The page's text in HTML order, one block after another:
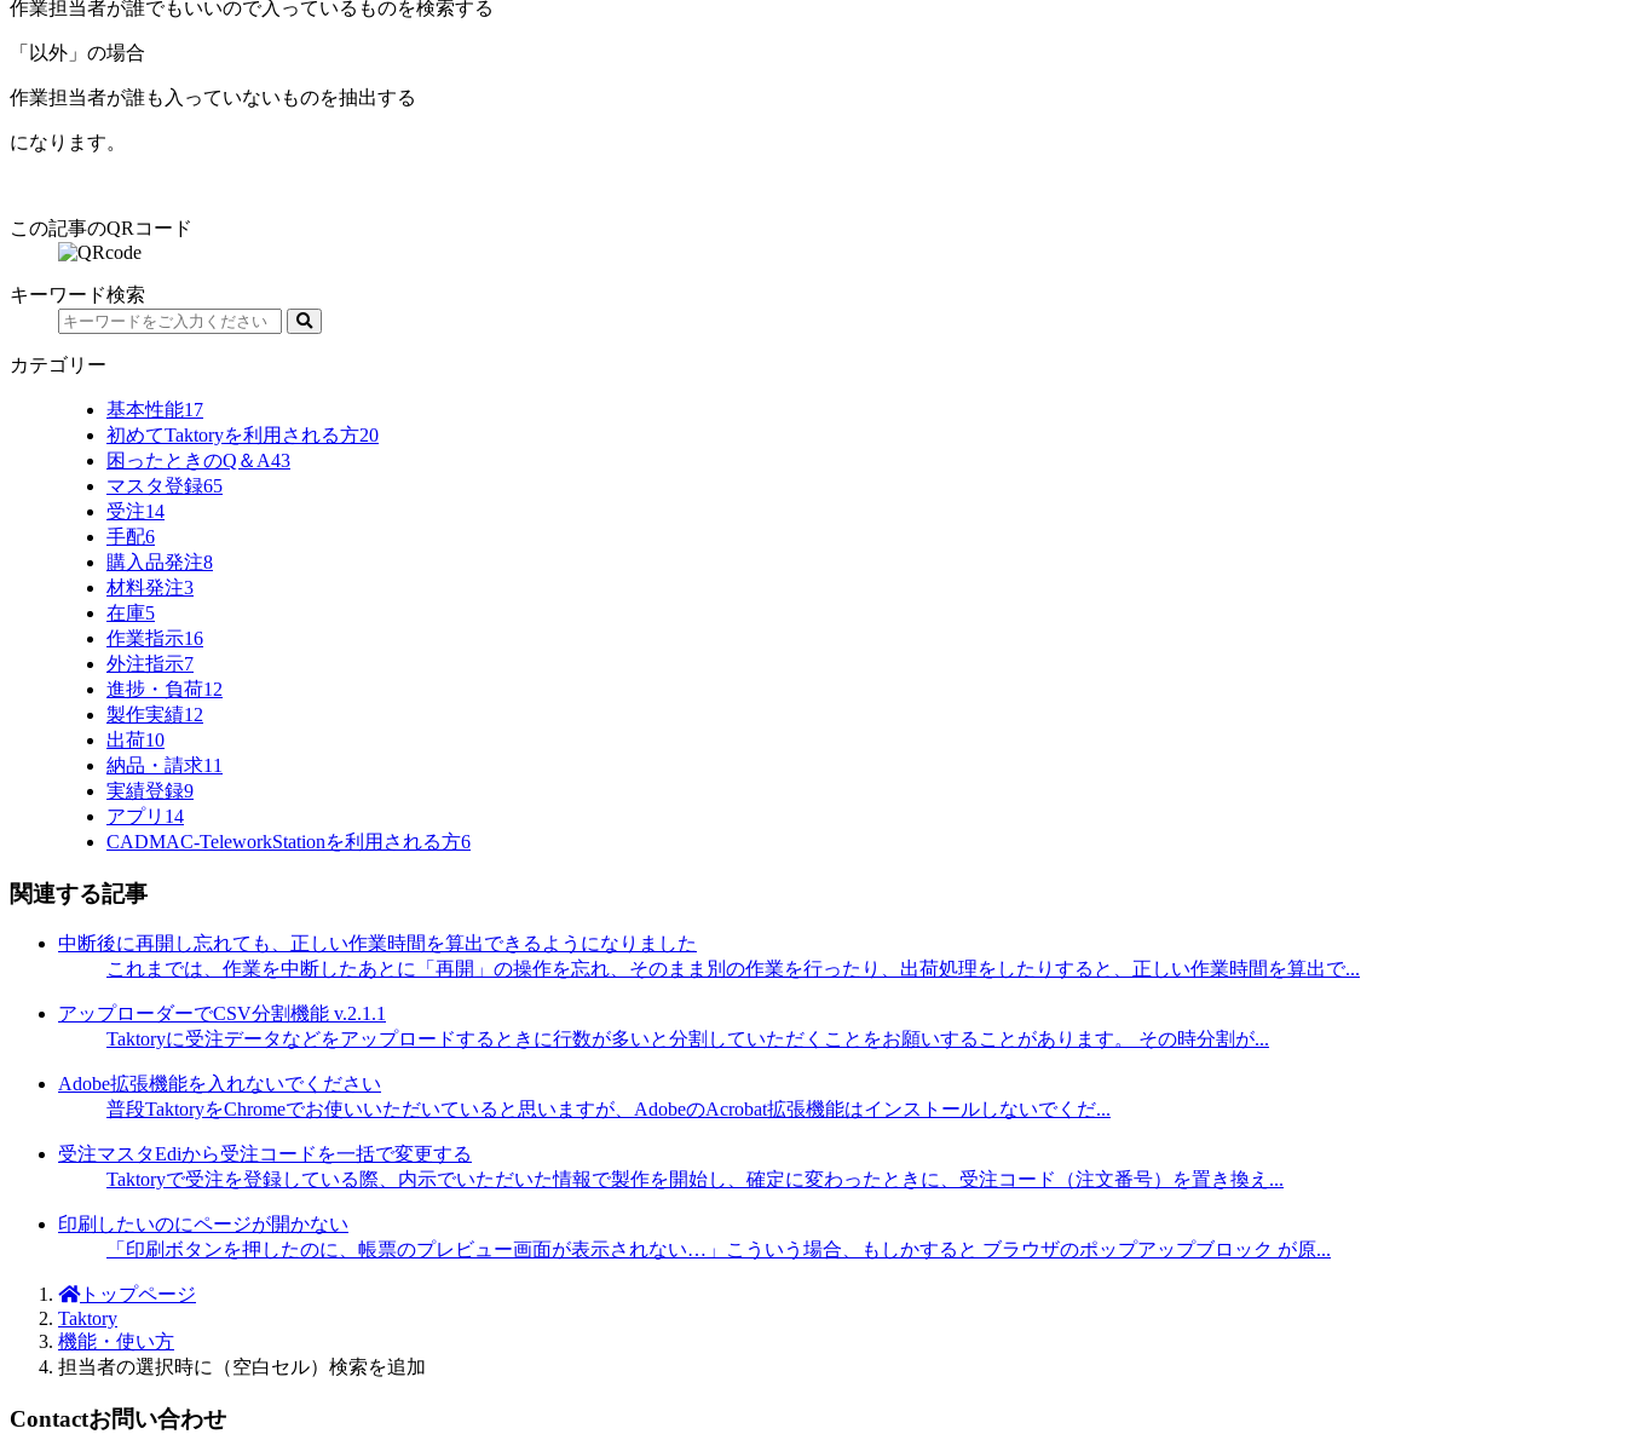
作業担当者が誰でもいいので入っているものを検索する
「以外」の場合
作業担当者が誰も入っていないものを抽出する
になります。
この記事のQRコード
キーワード検索
カテゴリー
基本性能17
初めてTaktoryを利用される方20
困ったときのQ＆A43
マスタ登録65
受注14
手配6
購入品発注8
材料発注3
在庫5
作業指示16
外注指示7
進捗・負荷12
製作実績12
出荷10
納品・請求11
実績登録9
アプリ 14
CADMAC-TeleworkStationを利用される方6
関連する記事
中断後に再開し忘れても、正しい作業時間を算出できるようになりました
これまでは、作業を中断したあとに「再開」の操作を忘れ、そのまま別の作業を行ったり、出荷処理をしたりすると、正しい作業時間を算出で...
アップローダーでCSV分割機能 v.2.1.1
Taktoryに受注データなどをアップロードするときに行数が多いと分割していただくことをお願いすることがあります。 その時分割が...
Adobe拡張機能を入れないでください
普段TaktoryをChromeでお使いいただいていると思いますが、AdobeのAcrobat拡張機能はインストールしないでくだ...
受注マスタEdiから受注コードを一括で変更する
Taktoryで受注を登録している際、内示でいただいた情報で製作を開始し、確定に変わったときに、受注コード（注文番号）を置き換え...
印刷したいのにページが開かない
「印刷ボタンを押したのに、帳票のプレビュー画面が表示されない…」こういう場合、もしかすると ブラウザのポップアップブロック が原...
トップページ
Taktory
機能・使い方
担当者の選択時に（空白セル）検索を追加
Contactお問い合わせ